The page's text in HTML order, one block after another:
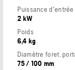
Puissance d'entrée
2 kW
Poids
6,4 kg
Diamètre foret,
75 / 100 mm